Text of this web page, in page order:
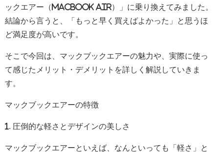
ックエアー（MacBook Air）」に乗り換えてみました。
結論から言うと、「もっと早く買えばよかった」と思うほ
ど満足度が高いです。
そこで今回は、マックブックエアーの魅力や、実際に使っ
て感じたメリット・デメリットを詳しく解説していきま
す。
マックブックエアーの特徴
1. 圧倒的な軽さとデザインの美しさ
マックブックエアーといえば、なんといっても「軽さ」と